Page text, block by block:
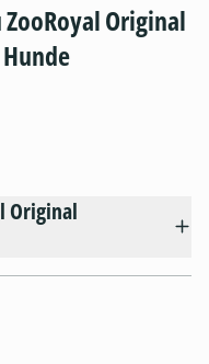
Original
Original